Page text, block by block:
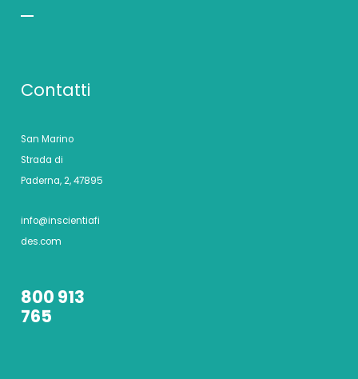
Contatti
San Marino
Strada di
Paderna, 2, 47895
info@inscientiafi
des.com
800 913
765